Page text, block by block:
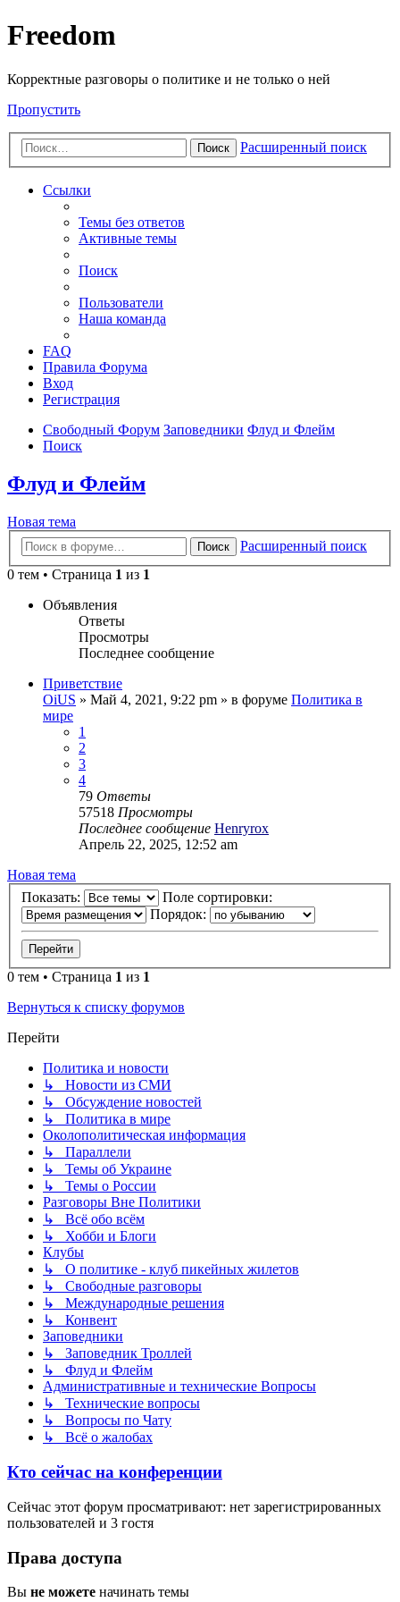
Freedom
Корректные разговоры о политике и не только о ней
Пропустить
Поиск Расширенный поиск
Ссылки
Темы без ответов
Активные темы
Поиск
Пользователи
Наша команда
FAQ
Правила Форума
Вход
Регистрация
Свободный Форум Заповедники Флуд и Флейм
Поиск
Флуд и Флейм
Новая тема
Поиск
Расширенный поиск
0 тем • Страница 1 из 1
Объявления
Ответы
Просмотры
Последнее сообщение
Приветствие
OiUS » Май 4, 2021, 9:22 pm » в форуме Политика в
мире
1
2
3
4
79 Ответы
57518 Просмотры
Последнее сообщение Henryrox
Апрель 22, 2025, 12:52 am
Новая тема
Показать:
Поле сортировки:
Порядок:
0 тем • Страница 1 из 1
Вернуться к списку форумов
Перейти
Политика и новости
↳ Новости из СМИ
↳ Обсуждение новостей
↳ Политика в мире
Околополитическая информация
↳ Параллели
↳ Темы об Украине
↳ Темы о России
Разговоры Вне Политики
↳ Всё обо всём
↳ Хобби и Блоги
Клубы
↳ О политике - клуб пикейных жилетов
↳ Свободные разговоры
↳ Международные решения
↳ Конвент
Заповедники
↳ Заповедник Троллей
↳ Флуд и Флейм
Административные и технические Вопросы
↳ Технические вопросы
↳ Вопросы по Чату
↳ Всё о жалобах
Кто сейчас на конференции
Сейчас этот форум просматривают: нет зарегистрированных
пользователей и 3 гостя
Права доступа
Вы не можете начинать темы